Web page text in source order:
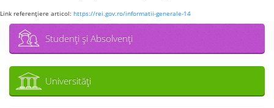
Link referenţiere articol: https://rei.gov.ro/informatii-generale-14
Studenţi şi Absolvenţi
Universităţi